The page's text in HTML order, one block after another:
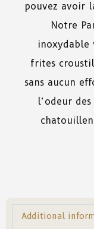
pouvez avoir
Notre
inoxydable
frites
sans aucun
l’odeur
Additional